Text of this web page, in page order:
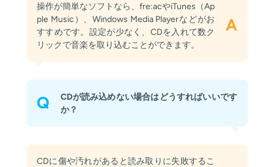
操作が簡単なソフトなら、fre:acやiTunes（Ap
ple Music）、Windows Media Playerなどがお
すすめです。設定が少なく、CDを入れて数ク
リックで音楽を取り込むことができます。
A
Q
CDが読み込めない場合はどうすればいいです
か？
CDに傷や汚れがあると読み取りに失敗するこ